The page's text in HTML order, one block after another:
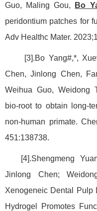
Guo, Maling Gou,
Bo
peridontium patches for
Adv Healthc Mater.
[3].Bo Yang#,*,
Chen, Jinlong Chen,
Weihua Guo, Weidong
bio-root to obtain long-
non-human primate.
451:138738.
[4].Shengmeng
Jinlong Chen;
Xenogeneic Dental Pulp
Hydrogel Promotes